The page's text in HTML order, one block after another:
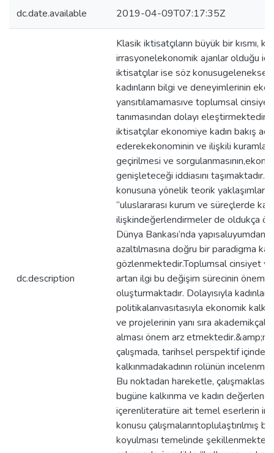
dc.date.available 2019-04-09T07:17:35Z
dc.description
Klasik iktisatçıların büyük bir kısmı,
irrasyonelekonomik ajanlar olduğu
iktisatçılar ise söz konusugeleneksel
kadınların bilgi ve deneyimlerinin
yansıtılamamasıve toplumsal cinsiyet
tanımasından dolayı
iktisatçılar ekonomiye kadın bakış
ederekekonominin ve ilişkili
geçirilmesi ve
genişleteceği iddiasını taşımaktadır.
konusuna yönelik teorik
“uluslararası kurum ve süreçlerde
ilişkindeğerlendirmeler de oldukça
Dünya Bankası’nda yapısaluyumdan
azaltılmasına doğru bir paradigma
gözlenmektedir.Toplumsal cinsiyet ve
artan ilgi bu değişim sürecinin
oluşturmaktadır. Dolayısıyla
politikalarıvasıtasıyla ekonomik
ve projelerinin yanı sıra
alması önem arz
çalışmada, tarihsel perspektif içinde
kalkınmadakadının rolünün
Bu noktadan hareketle, çalışmaklasik
bugüne kalkınma ve kadın
içerenliteratüre ait temel eserlerin
konusu çalışmalarıntoplulaştırılmış
koyulması temelinde